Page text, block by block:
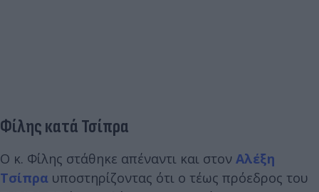
Φίλης κατά Τσίπρα
Ο κ. Φίλης στάθηκε απέναντι και στον Αλέξη
Τσίπρα υποστηρίζοντας ότι ο τέως πρόεδρος του